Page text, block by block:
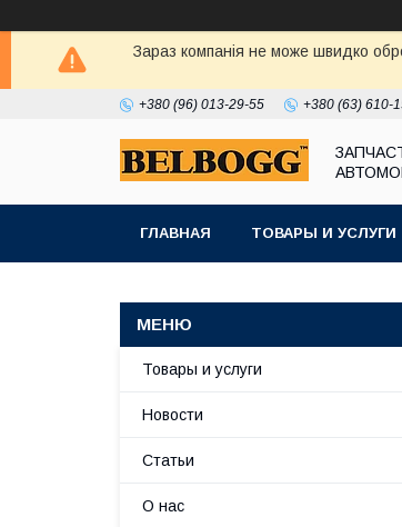
Зараз компанія не може швидко
+380 (96) 013-29-55 +380 (63) 610-
ГЛАВНАЯ ТОВАРЫ И УСЛУГИ
Товары и услуги
Новости
Статьи
О нас